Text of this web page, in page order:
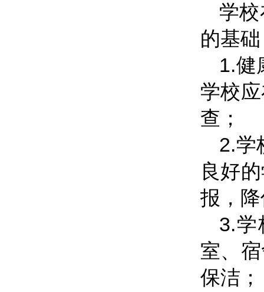
学
的基
1.健
学校
查；
2.学
良好
报，
3.学
室、
保洁；